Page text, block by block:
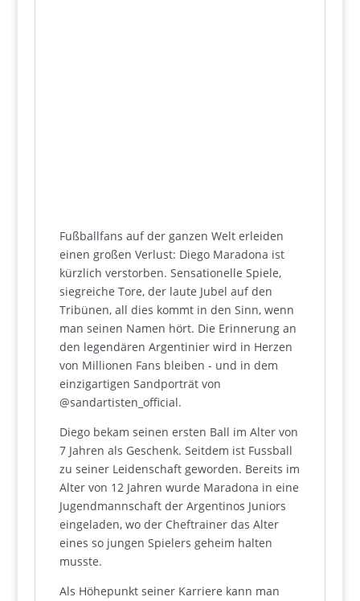
Fußballfans auf der ganzen Welt erleiden
einen großen Verlust: Diego Maradona ist
kürzlich verstorben. Sensationelle Spiele,
siegreiche Tore, der laute Jubel auf den
Tribünen, all dies kommt in den Sinn, wenn
man seinen Namen hört. Die Erinnerung an
den legendären Argentinier wird in Herzen
von Millionen Fans bleiben - und in dem
einzigartigen Sandporträt von
@sandartisten_official.
Diego bekam seinen ersten Ball im Alter von
7 Jahren als Geschenk. Seitdem ist Fussball
zu seiner Leidenschaft geworden. Bereits im
Alter von 12 Jahren wurde Maradona in eine
Jugendmannschaft der Argentinos Juniors
eingeladen, wo der Cheftrainer das Alter
eines so jungen Spielers geheim halten
musste.
Als Höhepunkt seiner Karriere kann man